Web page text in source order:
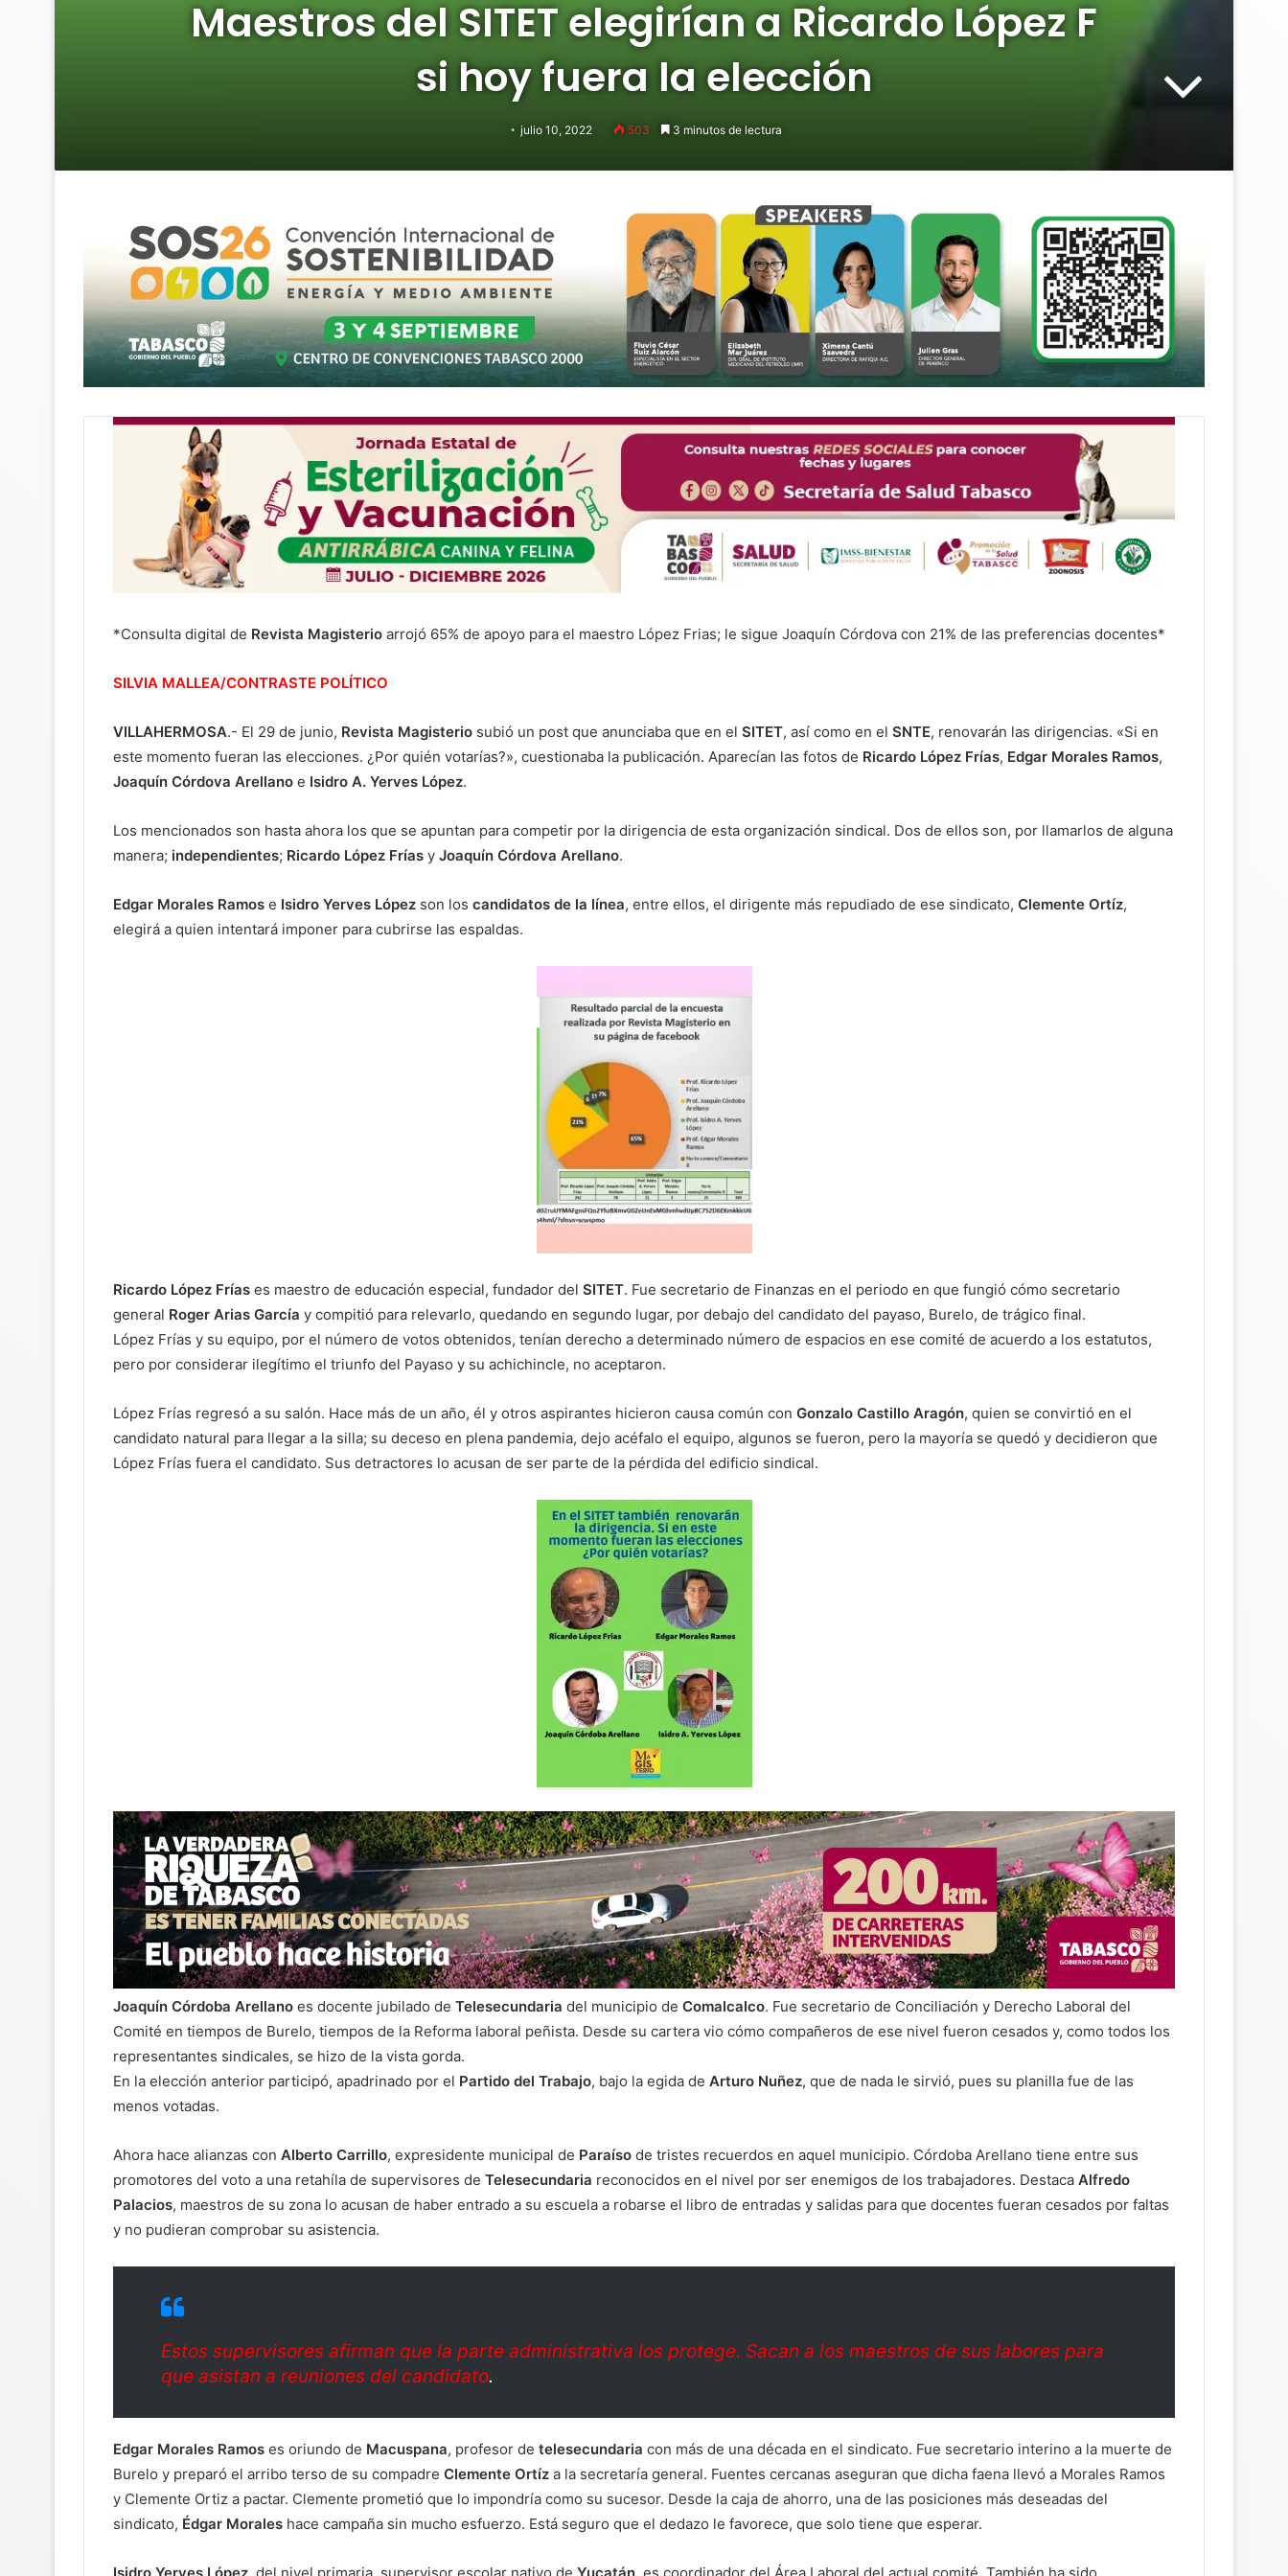
Maestros del SITET elegirían a Ricardo López F
si hoy fuera la elección
julio 10, 2022 503 3 minutos de lectura
*Consulta digital de Revista Magisterio arrojó 65% de apoyo para el maestro López Frias; le sigue Joaquín Córdova con 21% de las preferencias docentes*
SILVIA MALLEA/CONTRASTE POLÍTICO
VILLAHERMOSA.- El 29 de junio, Revista Magisterio subió un post que anunciaba que en el SITET, así como en el SNTE, renovarán las dirigencias. «Si en
este momento fueran las elecciones. ¿Por quién votarías?», cuestionaba la publicación. Aparecían las fotos de Ricardo López Frías, Edgar Morales Ramos,
Joaquín Córdova Arellano e Isidro A. Yerves López.
Los mencionados son hasta ahora los que se apuntan para competir por la dirigencia de esta organización sindical. Dos de ellos son, por llamarlos de alguna
manera; independientes; Ricardo López Frías y Joaquín Córdova Arellano.
Edgar Morales Ramos e Isidro Yerves López son los candidatos de la línea, entre ellos, el dirigente más repudiado de ese sindicato, Clemente Ortíz,
elegirá a quien intentará imponer para cubrirse las espaldas.
Ricardo López Frías es maestro de educación especial, fundador del SITET. Fue secretario de Finanzas en el periodo en que fungió cómo secretario
general Roger Arias García y compitió para relevarlo, quedando en segundo lugar, por debajo del candidato del payaso, Burelo, de trágico final.
López Frías y su equipo, por el número de votos obtenidos, tenían derecho a determinado número de espacios en ese comité de acuerdo a los estatutos,
pero por considerar ilegítimo el triunfo del Payaso y su achichincle, no aceptaron.
López Frías regresó a su salón. Hace más de un año, él y otros aspirantes hicieron causa común con Gonzalo Castillo Aragón, quien se convirtió en el
candidato natural para llegar a la silla; su deceso en plena pandemia, dejo acéfalo el equipo, algunos se fueron, pero la mayoría se quedó y decidieron que
López Frías fuera el candidato. Sus detractores lo acusan de ser parte de la pérdida del edificio sindical.
Joaquín Córdoba Arellano es docente jubilado de Telesecundaria del municipio de Comalcalco. Fue secretario de Conciliación y Derecho Laboral del
Comité en tiempos de Burelo, tiempos de la Reforma laboral peñista. Desde su cartera vio cómo compañeros de ese nivel fueron cesados y, como todos los
representantes sindicales, se hizo de la vista gorda.
En la elección anterior participó, apadrinado por el Partido del Trabajo, bajo la egida de Arturo Nuñez, que de nada le sirvió, pues su planilla fue de las
menos votadas.
Ahora hace alianzas con Alberto Carrillo, expresidente municipal de Paraíso de tristes recuerdos en aquel municipio. Córdoba Arellano tiene entre sus
promotores del voto a una retahíla de supervisores de Telesecundaria reconocidos en el nivel por ser enemigos de los trabajadores. Destaca Alfredo
Palacios, maestros de su zona lo acusan de haber entrado a su escuela a robarse el libro de entradas y salidas para que docentes fueran cesados por faltas
y no pudieran comprobar su asistencia.
Estos supervisores afirman que la parte administrativa los protege. Sacan a los maestros de sus labores para
que asistan a reuniones del candidato.
Edgar Morales Ramos es oriundo de Macuspana, profesor de telesecundaria con más de una década en el sindicato. Fue secretario interino a la muerte de
Burelo y preparó el arribo terso de su compadre Clemente Ortíz a la secretaría general. Fuentes cercanas aseguran que dicha faena llevó a Morales Ramos
y Clemente Ortiz a pactar. Clemente prometió que lo impondría como su sucesor. Desde la caja de ahorro, una de las posiciones más deseadas del
sindicato, Édgar Morales hace campaña sin mucho esfuerzo. Está seguro que el dedazo le favorece, que solo tiene que esperar.